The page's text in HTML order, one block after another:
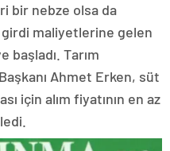
bir nebze olsa da
maliyetlerine gelen
Tarım
Ahmet Erken, süt
için alım fiyatının en az